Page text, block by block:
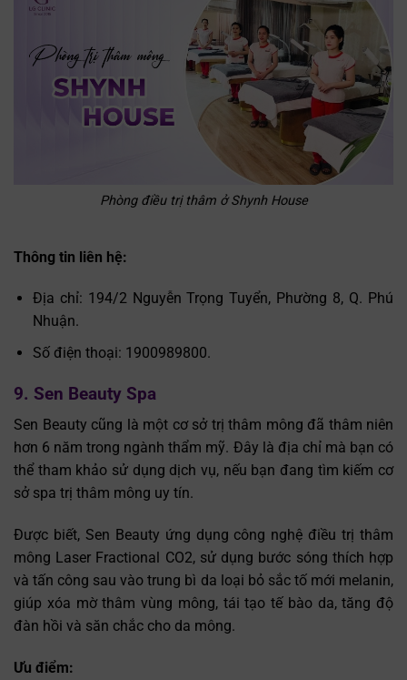
Phòng điều trị thâm ở Shynh House
Thông tin liên hệ:
Địa chỉ: 194/2 Nguyễn Trọng Tuyển, Phường 8, Q. Phú
Nhuận.
Số điện thoại: 1900989800.
9. Sen Beauty Spa
Sen Beauty cũng là một cơ sở trị thâm mông đã thâm niên
hơn 6 năm trong ngành thẩm mỹ. Đây là địa chỉ mà bạn có
thể tham khảo sử dụng dịch vụ, nếu bạn đang tìm kiếm cơ
sở spa trị thâm mông uy tín.
Được biết, Sen Beauty ứng dụng công nghệ điều trị thâm
mông Laser Fractional CO2, sử dụng bước sóng thích hợp
và tấn công sau vào trung bì da loại bỏ sắc tố mới melanin,
giúp xóa mờ thâm vùng mông, tái tạo tế bào da, tăng độ
đàn hồi và săn chắc cho da mông.
Ưu điểm: